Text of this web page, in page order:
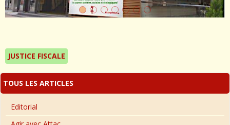
JUSTICE FISCALE
TOUS LES ARTICLES
Editorial